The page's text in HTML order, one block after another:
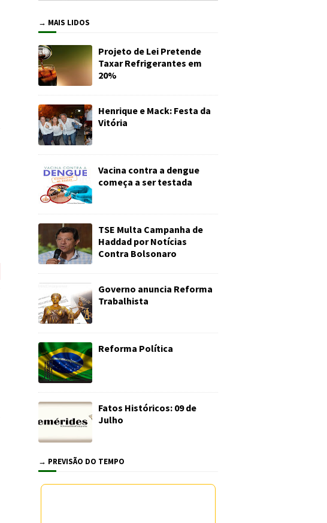
→ MAIS LIDOS
Projeto de Lei Pretende
Taxar Refrigerantes em
20%
Henrique e Mack: Festa da
Vitória
Vacina contra a dengue
começa a ser testada
TSE Multa Campanha de
Haddad por Notícias
Contra Bolsonaro
Governo anuncia Reforma
Trabalhista
Reforma Política
Fatos Históricos: 09 de
Julho
→ PREVISÃO DO TEMPO